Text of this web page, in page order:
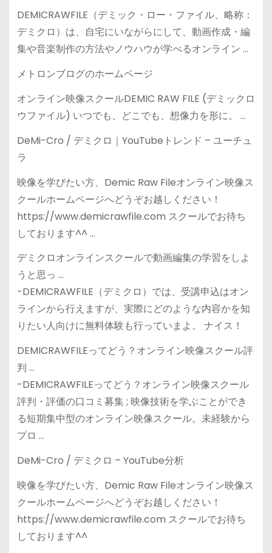
DEMICRAWFILE（デミック・ロー・ファイル、略称：
デミクロ）は、自宅にいながらにして、動画作成・編
集や音楽制作の方法やノウハウが学べるオンライン …
メトロンブログのホームページ
オンライン映像スクールDEMIC RAW FILE (デミックロ
ウファイル) いつでも、どこでも、想像力を形に。 …
DeMi-Cro / デミクロ｜YouTubeトレンド – ユーチュ
ラ
映像を学びたい方、Demic Raw Fileオンライン映像ス
クールホームページへどうぞお越しください！
https://www.demicrawfile.com スクールでお待ち
しております^^ …
デミクロオンラインスクールで動画編集の学習をしよ
うと思っ …
-DEMICRAWFILE（デミクロ）では、受講申込はオン
ラインから行えますが、実際にどのような内容かを知
りたい人向けに無料体験も行っていまよ。 ナイス！
DEMICRAWFILEってどう？オンライン映像スクール評
判 …
-DEMICRAWFILEってどう？オンライン映像スクール
評判・評価の口コミ募集 ; 映像技術を学ぶことができ
る短期集中型のオンライン映像スクール。未経験から
プロ …
DeMi-Cro / デミクロ – YouTube分析
映像を学びたい方、Demic Raw Fileオンライン映像ス
クールホームページへどうぞお越しください！
https://www.demicrawfile.com スクールでお待ち
しております^^